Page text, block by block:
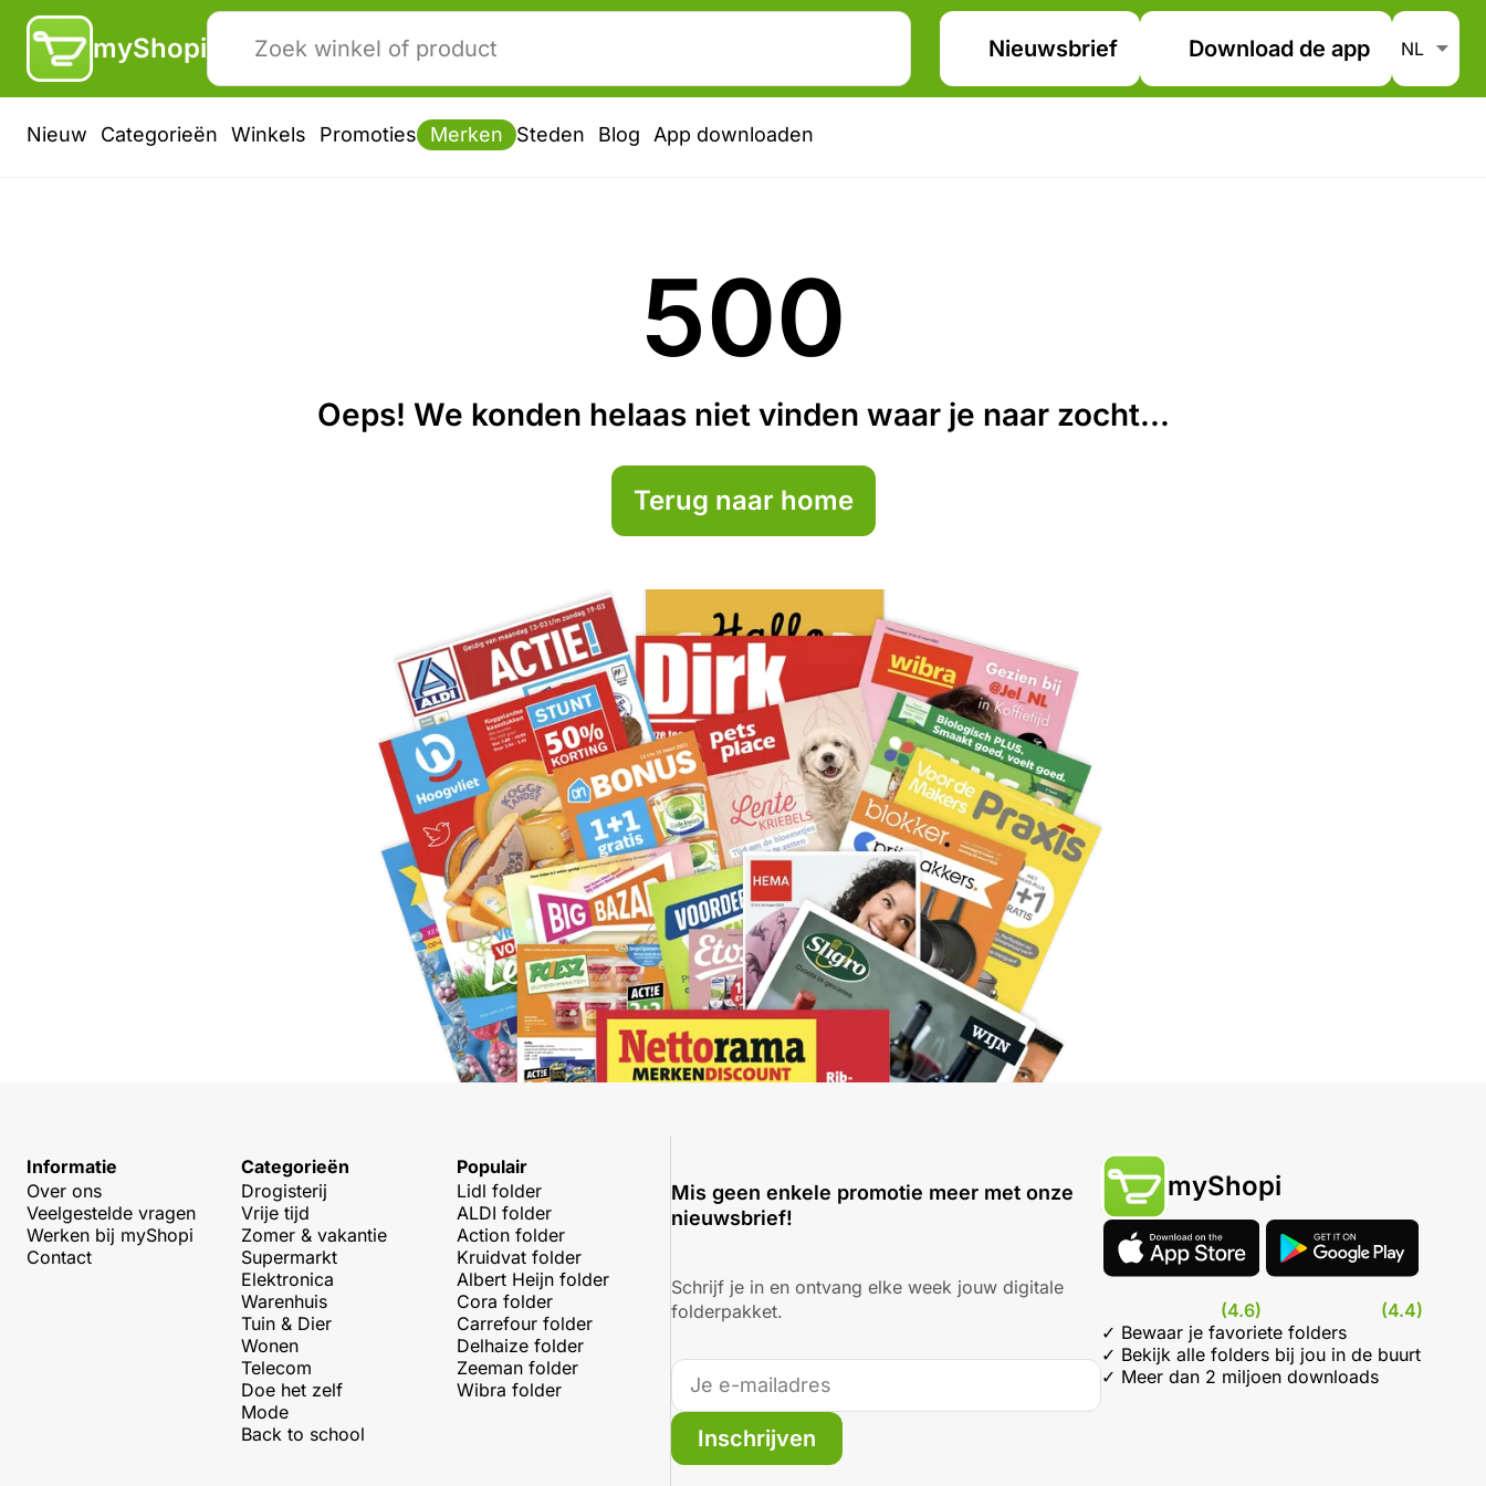
myShopi Nieuwsbrief Download de app
Nieuw Categorieën Winkels Promoties Merken Steden Blog App downloaden
500
Oeps! We konden helaas niet vinden waar je naar zocht...
Terug naar home
Informatie
Over ons
Veelgestelde vragen
Werken bij myShopi
Contact
Categorieën
Drogisterij
Vrije tijd
Zomer & vakantie
Supermarkt
Elektronica
Warenhuis
Tuin & Dier
Wonen
Telecom
Doe het zelf
Mode
Back to school
Populair
Lidl folder
ALDI folder
Action folder
Kruidvat folder
Albert Heijn folder
Cora folder
Carrefour folder
Delhaize folder
Zeeman folder
Wibra folder
Mis geen enkele promotie meer met onze
nieuwsbrief!
Schrijf je in en ontvang elke week jouw digitale
folderpakket.
Inschrijven
myShopi
(4.6)
(4.4)
✓ Bewaar je favoriete folders
✓ Bekijk alle folders bij jou in de buurt
✓ Meer dan 2 miljoen downloads